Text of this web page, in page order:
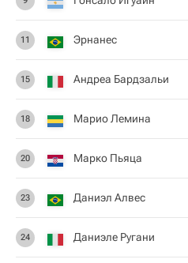
11 Эрнанес
15 Андреа Бардзальи
18 Марио Лемина
20 Марко Пьяца
23 Даниэл Алвес
24 Даниэле Ругани